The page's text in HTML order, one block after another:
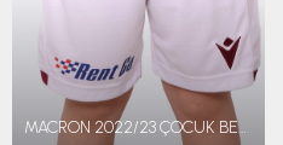
MACRON 2022/23 ÇOCUK BEYAZ ŞORT